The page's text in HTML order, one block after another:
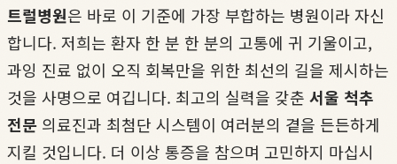
트럴병원은 바로 이 기준에 가장 부합하는 병원이라 자신
합니다. 저희는 환자 한 분 한 분의 고통에 귀 기울이고,
과잉 진료 없이 오직 회복만을 위한 최선의 길을 제시하는
것을 사명으로 여깁니다. 최고의 실력을 갖춘 서울 척추
전문 의료진과 최첨단 시스템이 여러분의 곁을 든든하게
지킬 것입니다. 더 이상 통증을 참으며 고민하지 마십시